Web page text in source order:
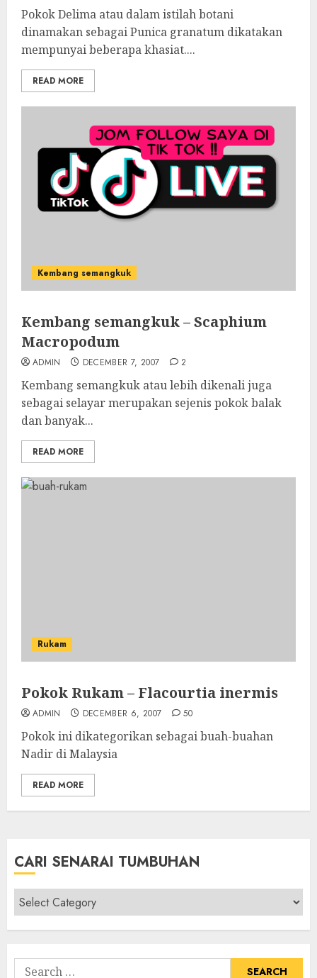
Pokok Delima atau dalam istilah botani
dinamakan sebagai Punica granatum dikatakan
mempunyai beberapa khasiat....
READ MORE
Kembang semangkuk
Kembang semangkuk – Scaphium
Macropodum
ADMIN DECEMBER 7, 2007 2
Kembang semangkuk atau lebih dikenali juga
sebagai selayar merupakan sejenis pokok balak
dan banyak...
READ MORE
Rukam
Pokok Rukam – Flacourtia inermis
ADMIN DECEMBER 6, 2007 50
Pokok ini dikategorikan sebagai buah-buahan
Nadir di Malaysia
READ MORE
CARI SENARAI TUMBUHAN
Cari
Senarai
Tumbuhan
Search